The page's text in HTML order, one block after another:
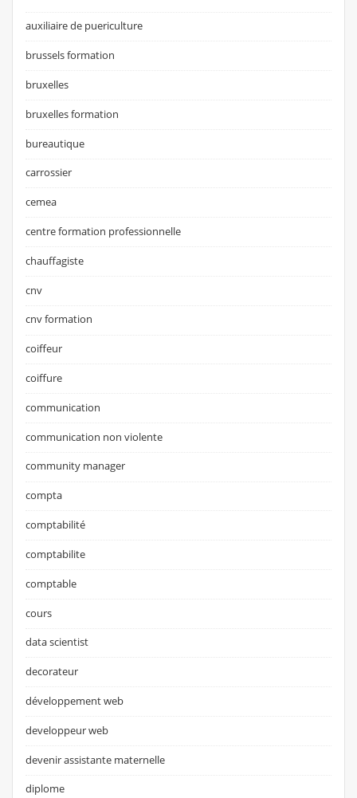
auxiliaire de puericulture
brussels formation
bruxelles
bruxelles formation
bureautique
carrossier
cemea
centre formation professionnelle
chauffagiste
cnv
cnv formation
coiffeur
coiffure
communication
communication non violente
community manager
compta
comptabilité
comptabilite
comptable
cours
data scientist
decorateur
développement web
developpeur web
devenir assistante maternelle
diplome